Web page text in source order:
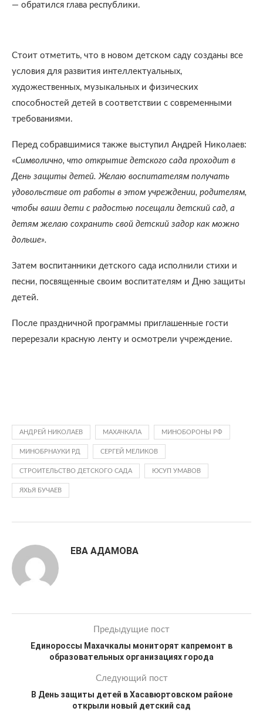
— обратился глава республики.
Стоит отметить, что в новом детском саду созданы все
условия для развития интеллектуальных,
художественных, музыкальных и физических
способностей детей в соответствии с современными
требованиями.
Перед собравшимися также выступил Андрей Николаев:
«Символично, что открытие детского сада проходит в
День защиты детей. Желаю воспитателям получать
удовольствие от работы в этом учреждении, родителям,
чтобы ваши дети с радостью посещали детский сад, а
детям желаю сохранить свой детский задор как можно
дольше».
Затем воспитанники детского сада исполнили стихи и
песни, посвященные своим воспитателям и Дню защиты
детей.
После праздничной программы приглашенные гости
перерезали красную ленту и осмотрели учреждение.
АНДРЕЙ НИКОЛАЕВ МАХАЧКАЛА МИНОБОРОНЫ РФ
МИНОБРНАУКИ РД СЕРГЕЙ МЕЛИКОВ
СТРОИТЕЛЬСТВО ДЕТСКОГО САДА ЮСУП УМАВОВ
ЯХЬЯ БУЧАЕВ
ЕВА АДАМОВА
Предыдущие пост
Единороссы Махачкалы мониторят капремонт в
образовательных организациях города
Следующий пост
В День защиты детей в Хасавюртовском районе
открыли новый детский сад